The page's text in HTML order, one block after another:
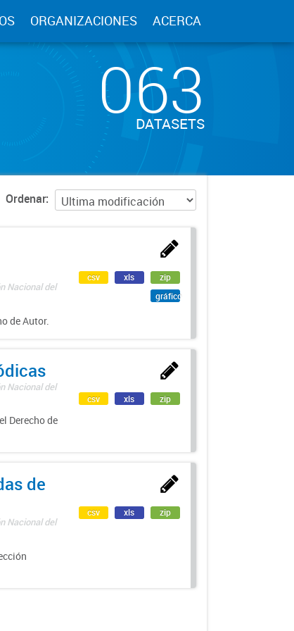
ORGANIZACIONES ACERCA
063
DATASETS
Ordenar
Nacional del
de Autor.
csv xls
zip
gráfico
Nacional del
Derecho de
csv xls zip
de
Nacional del
csv xls zip